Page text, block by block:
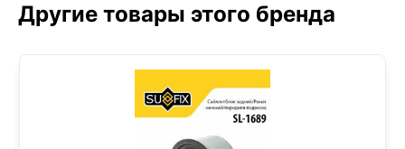
Другие товары этого бренда